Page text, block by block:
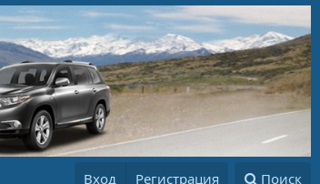
Вход Регистрация Поиск